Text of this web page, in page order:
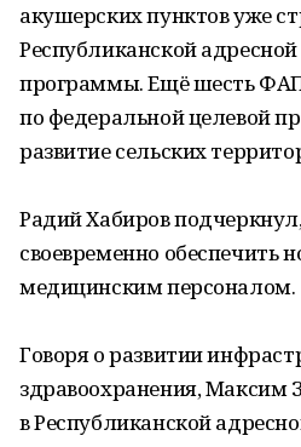
акушерских пунктов уже
Республиканской
программы. Ещё шесть
по федеральной целевой
развитие сельских
Радий Хабиров
своевременно обеспечить
медицинским персоналом.
Говоря о развитии
здравоохранения, Максим
в Республиканской